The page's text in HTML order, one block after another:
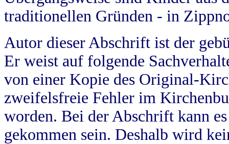
traditionellen Gründen - in
Autor dieser Abschrift ist der
Er weist auf folgende
von einer Kopie des Original-
zweifelsfreie Fehler im
worden. Bei der Abschrift kann
gekommen sein. Deshalb wird